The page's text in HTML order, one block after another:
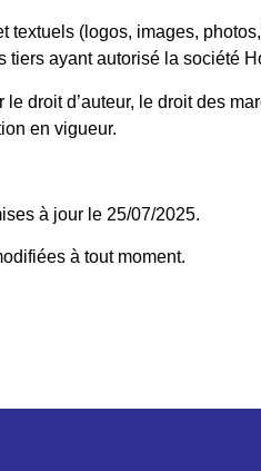
textuels (logos, images,
tiers ayant autorisé la société
droit d’auteur, le droit des
en vigueur.
à jour le 25/07/2025.
à tout moment.